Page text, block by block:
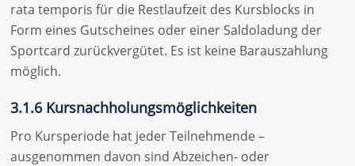
rata temporis für die Restlaufzeit des Kursblocks in
Form eines Gutscheines oder einer Saldoladung der
Sportcard zurückvergütet. Es ist keine Barauszahlung
möglich.
3.1.6 Kursnachholungsmöglichkeiten
Pro Kursperiode hat jeder Teilnehmende –
ausgenommen davon sind Abzeichen- oder